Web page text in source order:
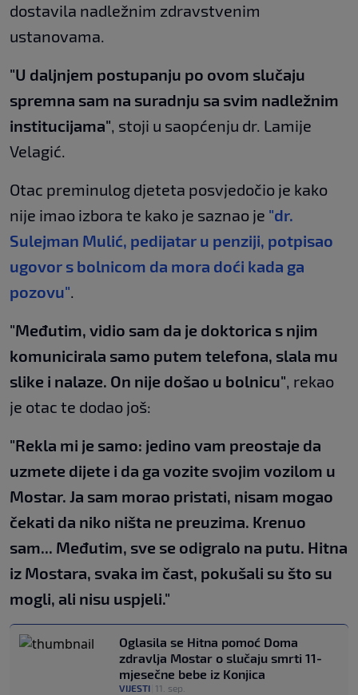
dostavila nadležnim zdravstvenim
ustanovama.
"U daljnjem postupanju po ovom slučaju
spremna sam na suradnju sa svim nadležnim
institucijama", stoji u saopćenju dr. Lamije
Velagić.
Otac preminulog djeteta posvjedočio je kako
nije imao izbora te kako je saznao je "dr.
Sulejman Mulić, pedijatar u penziji, potpisao
ugovor s bolnicom da mora doći kada ga
pozovu".
"Međutim, vidio sam da je doktorica s njim
komunicirala samo putem telefona, slala mu
slike i nalaze. On nije došao u bolnicu", rekao
je otac te dodao još:
"Rekla mi je samo: jedino vam preostaje da
uzmete dijete i da ga vozite svojim vozilom u
Mostar. Ja sam morao pristati, nisam mogao
čekati da niko ništa ne preuzima. Krenuo
sam... Međutim, sve se odigralo na putu. Hitna
iz Mostara, svaka im čast, pokušali su što su
mogli, ali nisu uspjeli."
Oglasila se Hitna pomoć Doma
zdravlja Mostar o slučaju smrti 11-
mjesečne bebe iz Konjica
VIJESTI 11. sep.